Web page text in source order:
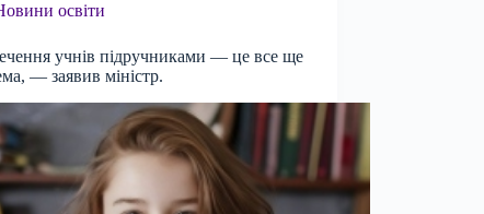
освіти
учнів підручниками — це все ще
— заявив міністр.